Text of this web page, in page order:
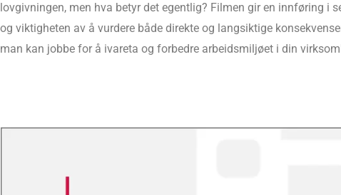
lovgivningen, men hva betyr det egentlig? Filmen gir en innføring i
og viktigheten av å vurdere både direkte og langsiktige
man kan jobbe for å ivareta og forbedre arbeidsmiljøet i din